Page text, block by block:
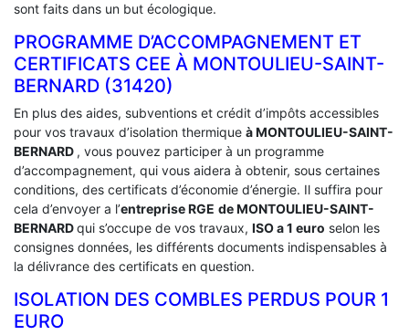
sont faits dans un but écologique.
PROGRAMME D’ACCOMPAGNEMENT ET
CERTIFICATS CEE À ‎MONTOULIEU-SAINT-
BERNARD (31420)
En plus des aides, subventions et crédit d’impôts accessibles
pour vos travaux d’isolation thermique à MONTOULIEU-SAINT-
BERNARD , vous pouvez participer à un programme
d’accompagnement, qui vous aidera à obtenir, sous certaines
conditions, des certificats d’économie d’énergie. Il suffira pour
cela d’envoyer a l’entreprise RGE de MONTOULIEU-SAINT-
BERNARDqui s’occupe de vos travaux, ISO a 1 euro selon les
consignes données, les différents documents indispensables à
la délivrance des certificats en question.
ISOLATION DES COMBLES PERDUS POUR 1
EURO